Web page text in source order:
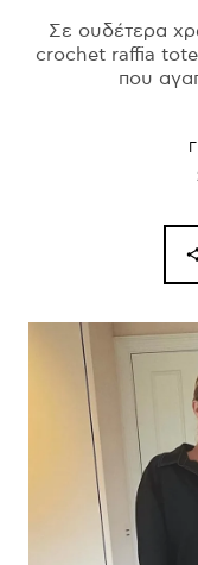
Σε ουδέτερα
crochet raffia tote
που